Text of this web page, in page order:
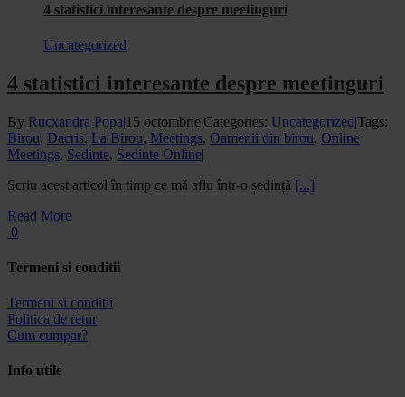
4 statistici interesante despre meetinguri
Uncategorized
4 statistici interesante despre meetinguri
By Rucxandra Popa|15 octombrie|Categories: Uncategorized|Tags:
Birou, Dacris, La Birou, Meetings, Oamenii din birou, Online
Meetings, Sedinte, Sedinte Online|
Scriu acest articol în timp ce mă aflu într-o ședință [...]
Read More
0
Termeni si conditii
Termeni si conditii
Politica de retur
Cum cumpar?
Info utile